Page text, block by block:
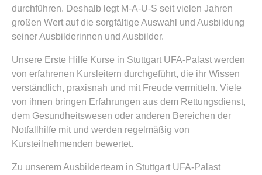
durchführen. Deshalb legt M-A-U-S seit vielen Jahren
großen Wert auf die sorgfältige Auswahl und Ausbildung
seiner Ausbilderinnen und Ausbilder.
Unsere Erste Hilfe Kurse in Stuttgart UFA-Palast werden
von erfahrenen Kursleitern durchgeführt, die ihr Wissen
verständlich, praxisnah und mit Freude vermitteln. Viele
von ihnen bringen Erfahrungen aus dem Rettungsdienst,
dem Gesundheitswesen oder anderen Bereichen der
Notfallhilfe mit und werden regelmäßig von
Kursteilnehmenden bewertet.
Zu unserem Ausbilderteam in Stuttgart UFA-Palast